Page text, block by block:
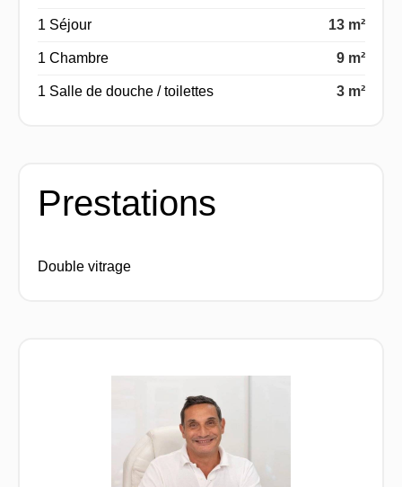
1 Séjour 13 m²
1 Chambre 9 m²
1 Salle de douche / toilettes 3 m²
Prestations
Double vitrage